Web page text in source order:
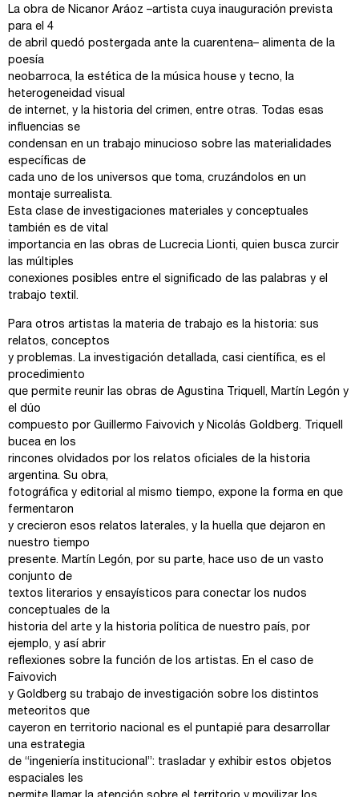
La obra de Nicanor Aráoz –artista cuya inauguración prevista
para el 4
de abril quedó postergada ante la cuarentena– alimenta de la
poesía
neobarroca, la estética de la música house y tecno, la
heterogeneidad visual
de internet, y la historia del crimen, entre otras. Todas esas
influencias se
condensan en un trabajo minucioso sobre las materialidades
específicas de
cada uno de los universos que toma, cruzándolos en un
montaje surrealista.
Esta clase de investigaciones materiales y conceptuales
también es de vital
importancia en las obras de Lucrecia Lionti, quien busca zurcir
las múltiples
conexiones posibles entre el significado de las palabras y el
trabajo textil.
Para otros artistas la materia de trabajo es la historia: sus
relatos, conceptos
y problemas. La investigación detallada, casi científica, es el
procedimiento
que permite reunir las obras de Agustina Triquell, Martín Legón y
el dúo
compuesto por Guillermo Faivovich y Nicolás Goldberg. Triquell
bucea en los
rincones olvidados por los relatos oficiales de la historia
argentina. Su obra,
fotográfica y editorial al mismo tiempo, expone la forma en que
fermentaron
y crecieron esos relatos laterales, y la huella que dejaron en
nuestro tiempo
presente. Martín Legón, por su parte, hace uso de un vasto
conjunto de
textos literarios y ensayísticos para conectar los nudos
conceptuales de la
historia del arte y la historia política de nuestro país, por
ejemplo, y así abrir
reflexiones sobre la función de los artistas. En el caso de
Faivovich
y Goldberg su trabajo de investigación sobre los distintos
meteoritos que
cayeron en territorio nacional es el puntapié para desarrollar
una estrategia
de “ingeniería institucional”: trasladar y exhibir estos objetos
espaciales les